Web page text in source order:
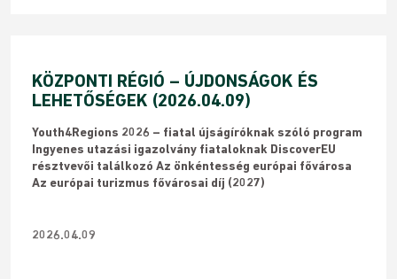
KÖZPONTI RÉGIÓ – ÚJDONSÁGOK ÉS
LEHETŐSÉGEK (2026.04.09)
Youth4Regions 2026 – fiatal újságíróknak szóló program
Ingyenes utazási igazolvány fiataloknak DiscoverEU
résztvevői találkozó Az önkéntesség európai fővárosa
Az európai turizmus fővárosai díj (2027)
2026.04.09